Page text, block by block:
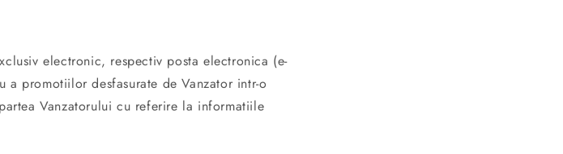
electronic, respectiv posta electronica (e-
a promotiilor desfasurate de Vanzator intr-o
Vanzatorului cu referire la informatiile